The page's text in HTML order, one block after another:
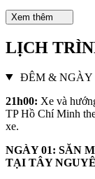
Xem thêm
LỊCH
ĐÊM & NGÀY
21h00: Xe và
TP Hồ Chí Minh
xe.
NGÀY 01: SĂN
TẠI TÂY